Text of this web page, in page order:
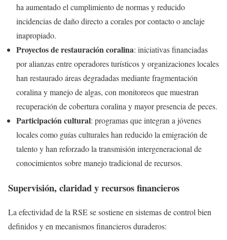
ha aumentado el cumplimiento de normas y reducido
incidencias de daño directo a corales por contacto o anclaje
inapropiado.
Proyectos de restauración coralina: iniciativas financiadas
por alianzas entre operadores turísticos y organizaciones locales
han restaurado áreas degradadas mediante fragmentación
coralina y manejo de algas, con monitoreos que muestran
recuperación de cobertura coralina y mayor presencia de peces.
Participación cultural: programas que integran a jóvenes
locales como guías culturales han reducido la emigración de
talento y han reforzado la transmisión intergeneracional de
conocimientos sobre manejo tradicional de recursos.
Supervisión, claridad y recursos financieros
La efectividad de la RSE se sostiene en sistemas de control bien
definidos y en mecanismos financieros duraderos: